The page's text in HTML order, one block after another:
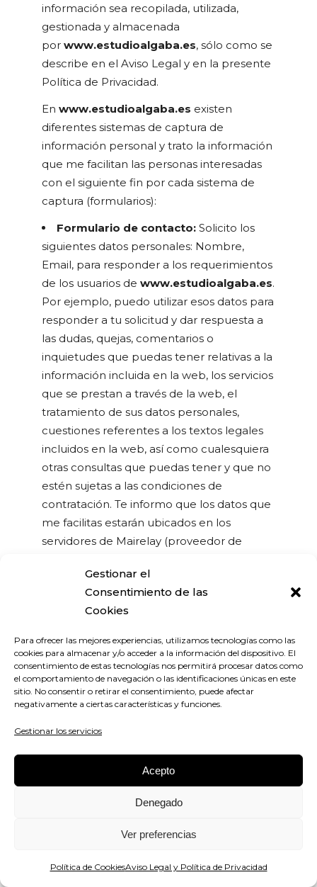
Gestionar el
Consentimiento de las
Cookies
Para ofrecer las mejores experiencias, utilizamos tecnologías como las
cookies para almacenar y/o acceder a la información del dispositivo. El
consentimiento de estas tecnologías nos permitirá procesar datos como
el comportamiento de navegación o las identificaciones únicas en este
sitio. No consentir o retirar el consentimiento, puede afectar
negativamente a ciertas características y funciones.
Gestionar los servicios
Acepto
Denegado
Ver preferencias
Política de CookiesAviso Legal y Política de Privacidad
información sea recopilada, utilizada,
gestionada y almacenada
por www.estudioalgaba.es, sólo como se
describe en el Aviso Legal y en la presente
Política de Privacidad.
En www.estudioalgaba.es existen
diferentes sistemas de captura de
información personal y trato la información
que me facilitan las personas interesadas
con el siguiente fin por cada sistema de
captura (formularios):
Formulario de contacto: Solicito los
siguientes datos personales: Nombre,
Email, para responder a los requerimientos
de los usuarios de www.estudioalgaba.es.
Por ejemplo, puedo utilizar esos datos para
responder a tu solicitud y dar respuesta a
las dudas, quejas, comentarios o
inquietudes que puedas tener relativas a la
información incluida en la web, los servicios
que se prestan a través de la web, el
tratamiento de sus datos personales,
cuestiones referentes a los textos legales
incluidos en la web, así como cualesquiera
otras consultas que puedas tener y que no
estén sujetas a las condiciones de
contratación. Te informo que los datos que
me facilitas estarán ubicados en los
servidores de Mairelay (proveedor de
Formulario de suscripción a
contenidos:En este caso, solicito los
siguientes datos personales: Nombre,
suscripciones, enviar boletines,
promociones y ofertas especiales,
facilitados por el usuario al realizar la
suscripción. Dentro de la web existen
Mailchimp. Te informo que los datos que
me facilitas estarán ubicados en los
ESTUDIO ALGABA) dentro de la UE.
del blog:Para comentar las publicaciones